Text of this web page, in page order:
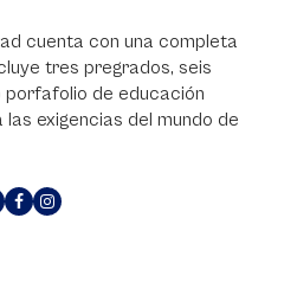
cuenta con una completa
tres pregrados, seis
porfafolio de educación
exigencias del mundo de